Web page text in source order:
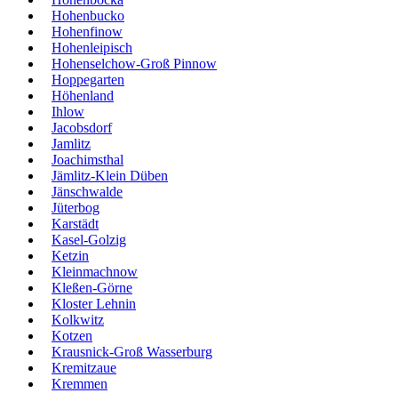
Hohenbucko
Hohenfinow
Hohenleipisch
Hohenselchow-Groß Pinnow
Hoppegarten
Höhenland
Ihlow
Jacobsdorf
Jamlitz
Joachimsthal
Jämlitz-Klein Düben
Jänschwalde
Jüterbog
Karstädt
Kasel-Golzig
Ketzin
Kleinmachnow
Kleßen-Görne
Kloster Lehnin
Kolkwitz
Kotzen
Krausnick-Groß Wasserburg
Kremitzaue
Kremmen